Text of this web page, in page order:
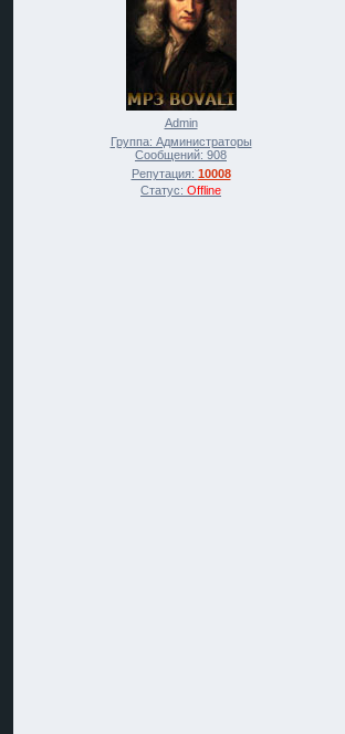
Admin
Группа: Администраторы
Сообщений: 908
Репутация: 10008
Статус: Offline